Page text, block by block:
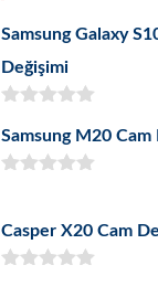
Samsung Galaxy
Değişimi
5.00oy aldı
Samsung M20 Cam
Casper X20 Cam